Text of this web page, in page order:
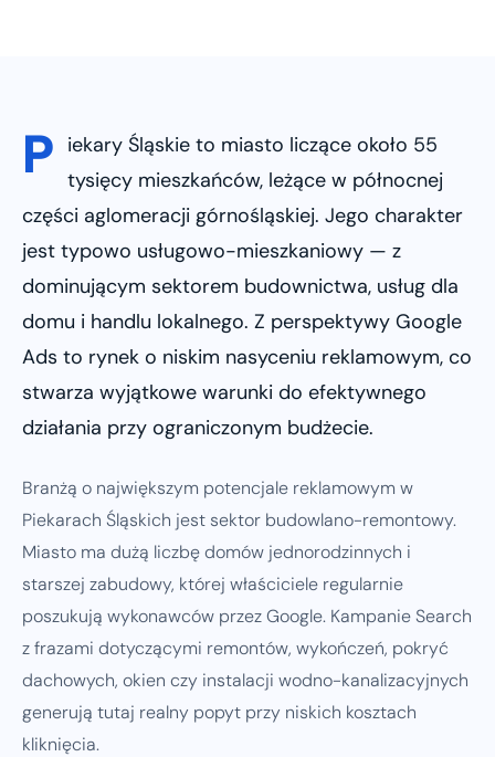
P iekary Śląskie to miasto liczące około 55
tysięcy mieszkańców, leżące w północnej
części aglomeracji górnośląskiej. Jego charakter
jest typowo usługowo-mieszkaniowy — z
dominującym sektorem budownictwa, usług dla
domu i handlu lokalnego. Z perspektywy Google
Ads to rynek o niskim nasyceniu reklamowym, co
stwarza wyjątkowe warunki do efektywnego
działania przy ograniczonym budżecie.
Branżą o największym potencjale reklamowym w
Piekarach Śląskich jest sektor budowlano-remontowy.
Miasto ma dużą liczbę domów jednorodzinnych i
starszej zabudowy, której właściciele regularnie
poszukują wykonawców przez Google. Kampanie Search
z frazami dotyczącymi remontów, wykończeń, pokryć
dachowych, okien czy instalacji wodno-kanalizacyjnych
generują tutaj realny popyt przy niskich kosztach
kliknięcia.